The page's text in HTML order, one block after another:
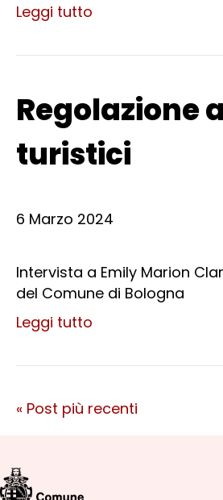
Leggi tutto
Regolazione
turistici
6 Marzo 2024
Intervista a Emily Marion
del Comune di Bologna
Leggi tutto
« Post più recenti